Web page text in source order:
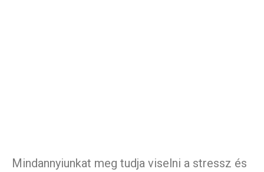
Mindannyiunkat meg tudja viselni a stressz és